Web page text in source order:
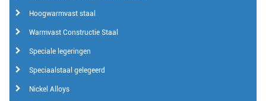
Hoogwarmvast staal
Warmvast Constructie Staal
Speciale legeringen
Speciaalstaal gelegeerd
Nickel Alloys